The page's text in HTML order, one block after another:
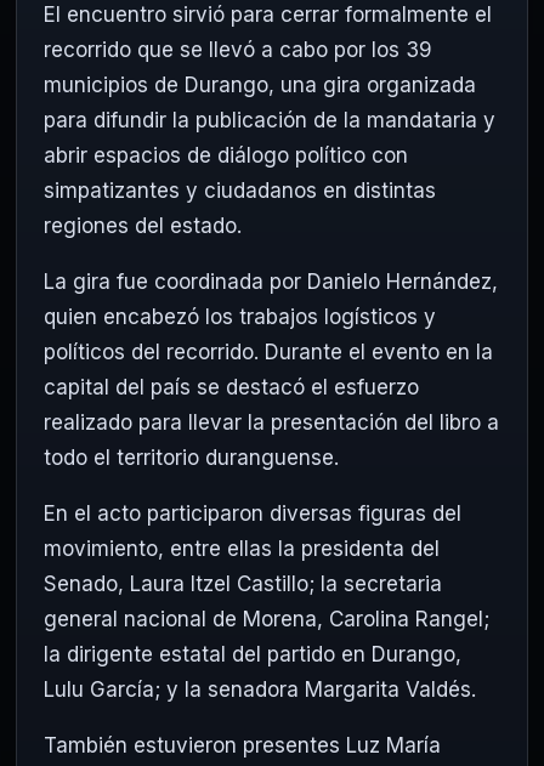
El encuentro sirvió para cerrar formalmente el
recorrido que se llevó a cabo por los 39
municipios de Durango, una gira organizada
para difundir la publicación de la mandataria y
abrir espacios de diálogo político con
simpatizantes y ciudadanos en distintas
regiones del estado.
La gira fue coordinada por Danielo Hernández,
quien encabezó los trabajos logísticos y
políticos del recorrido. Durante el evento en la
capital del país se destacó el esfuerzo
realizado para llevar la presentación del libro a
todo el territorio duranguense.
En el acto participaron diversas figuras del
movimiento, entre ellas la presidenta del
Senado, Laura Itzel Castillo; la secretaria
general nacional de Morena, Carolina Rangel;
la dirigente estatal del partido en Durango,
Lulu García; y la senadora Margarita Valdés.
También estuvieron presentes Luz María